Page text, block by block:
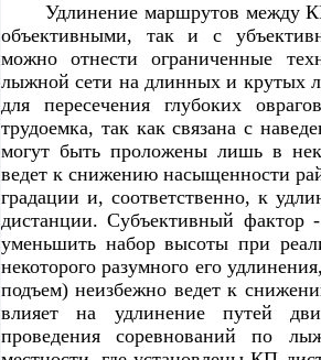
Удлинение маршрутов между
объективными, так и с
можно отнести ограниченные
лыжной сети на длинных и крутых
для пересечения глубоких
трудоемка, так как связана с
могут быть проложены лишь в
ведет к снижению насыщенности
градации и, соответственно, к
дистанции. Субъективный фактор
уменьшить набор высоты при
некоторого разумного его
подъем) неизбежно ведет к
влияет на удлинение путей
проведения соревнований по